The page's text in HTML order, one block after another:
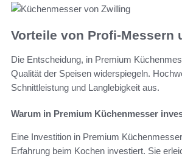
Vorteile von Profi-
Die Entscheidung, in Premium
Qualität der Speisen widerspiegeln.
Schnittleistung und Langlebigkeit aus.
Warum in Premium Küchenmesser
Eine Investition in Premium
Erfahrung beim Kochen investiert. Sie